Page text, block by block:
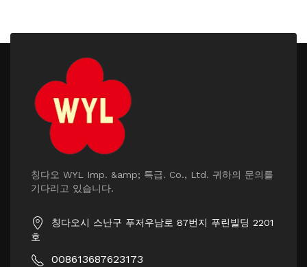
칭다오 WYL Imp. &amp; 특급. Co., Ltd. 귀하의 문의를
기다리고 있습니다.
칭다오시 스난구 푸저우남로 87번지 푸린빌딩 2201
호
008613687623173